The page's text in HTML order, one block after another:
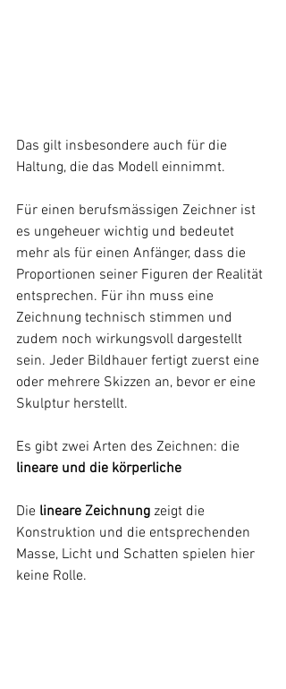
Das gilt insbesondere auch für die
Haltung, die das Modell einnimmt.
Für einen berufsmässigen Zeichner ist
es ungeheuer wichtig und bedeutet
mehr als für einen Anfänger, dass die
Proportionen seiner Figuren der Realität
entsprechen. Für ihn muss eine
Zeichnung technisch stimmen und
zudem noch wirkungsvoll dargestellt
sein. Jeder Bildhauer fertigt zuerst eine
oder mehrere Skizzen an, bevor er eine
Skulptur herstellt.
Es gibt zwei Arten des Zeichnen: die
lineare und die körperliche
Die lineare Zeichnung zeigt die
Konstruktion und die entsprechenden
Masse, Licht und Schatten spielen hier
keine Rolle.